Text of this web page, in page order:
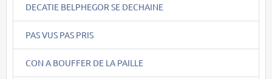
DECATIE BELPHEGOR SE DECHAINE
PAS VUS PAS PRIS
CON A BOUFFER DE LA PAILLE